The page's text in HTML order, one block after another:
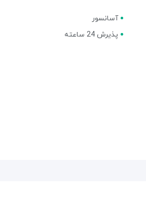
آسانسور
پذیرش 24 ساعته